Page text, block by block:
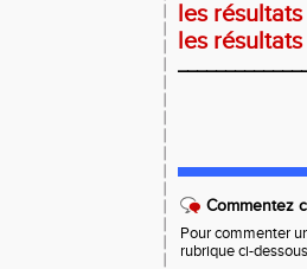
les
les
Commentez
Pour commenter
rubrique ci-